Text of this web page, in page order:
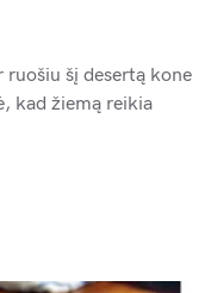
ruošiu šį desertą kone
kad žiemą reikia